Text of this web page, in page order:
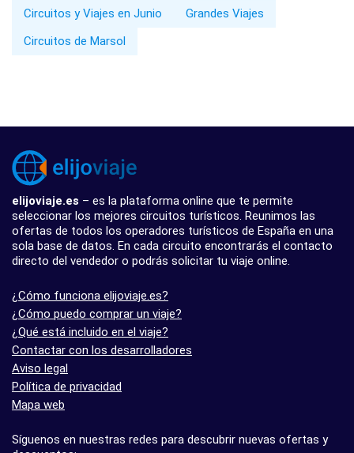
Circuitos y Viajes en Junio
Grandes Viajes
Circuitos de Marsol
elijoviaje.es – es la plataforma online que te permite
seleccionar los mejores circuitos turísticos. Reunimos las
ofertas de todos los operadores turísticos de España en una
sola base de datos. En cada circuito encontrarás el contacto
directo del vendedor o podrás solicitar tu viaje online.
¿Cómo funciona elijoviaje.es?
¿Cómo puedo comprar un viaje?
¿Qué está incluido en el viaje?
Contactar con los desarrolladores
Aviso legal
Política de privacidad
Mapa web
Síguenos en nuestras redes para descubrir nuevas ofertas y